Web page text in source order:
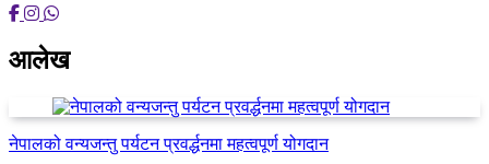
आलेख
नेपालको वन्यजन्तु पर्यटन प्रवर्द्धनमा महत्वपूर्ण योगदान